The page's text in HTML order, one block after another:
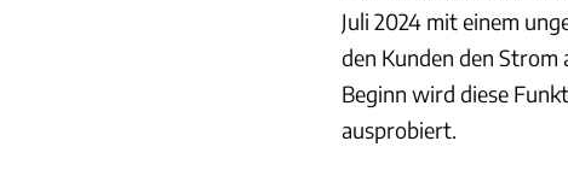
Juli 2024 mit einem
den Kunden den Strom
Beginn wird diese
ausprobiert.